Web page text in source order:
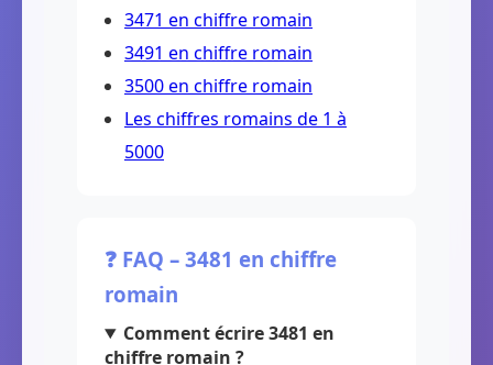
3471 en chiffre romain
3491 en chiffre romain
3500 en chiffre romain
Les chiffres romains de 1 à
5000
❓ FAQ – 3481 en chiffre
romain
Comment écrire 3481 en
chiffre romain ?